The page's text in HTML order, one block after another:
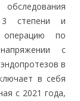
3 степени и
операцию по
с
в
в себя
с 2021 года,